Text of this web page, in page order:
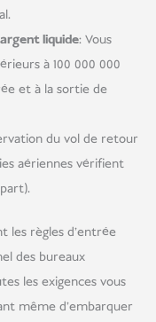
liquide: Vous
à 100 000 000
et à la sortie de
du vol de retour
aériennes vérifient
les règles d'entrée
des bureaux
les exigences vous
même d'embarquer